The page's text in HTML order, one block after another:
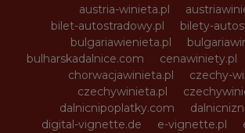
austria-winieta.pl
bilet-autostradowy.pl
bilety-
bulgariawienieta.pl
bulharskadalnice.com
cenawiniety.pl
chorwacjawinieta.pl
czechy-
czechywinieta.pl
dalnicnipoplatky.com
digital-vignette.de
e-vignette.pl